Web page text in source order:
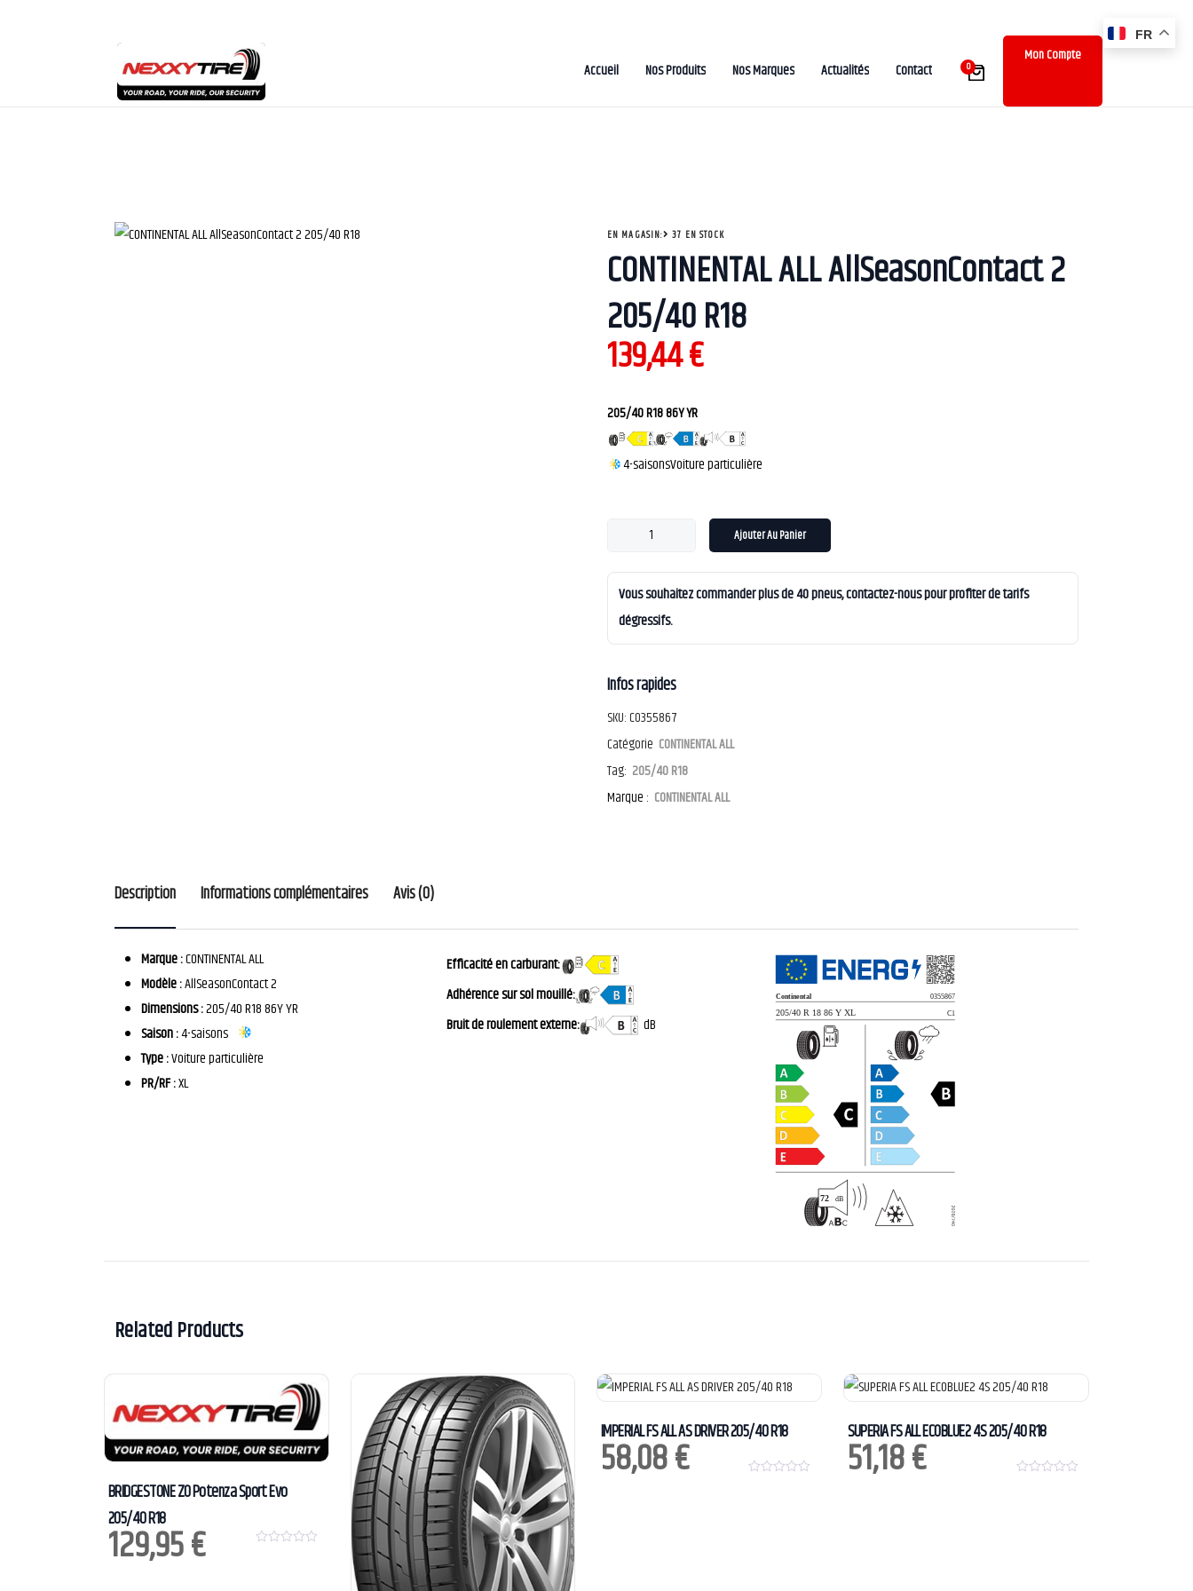
Mon Compte
0
Accueil Nos Produits Nos Marques Actualités Contact
EN MAGASIN: 37 EN STOCK
CONTINENTAL ALL AllSeasonContact 2
205/40 R18
139,44€
205/40 R18 86Y YR
4-saisonsVoiture particulière
Ajouter Au Panier
Vous souhaitez commander plus de 40 pneus, contactez-nous pour profiter de tarifs
dégressifs.
Infos rapides
SKU:CO355867
Catégorie CONTINENTAL ALL
Tag: 205/40 R18
Marque : CONTINENTAL ALL
Description Informations complémentaires Avis (0)
Marque :CONTINENTAL ALL
Modèle :AllSeasonContact 2
Dimensions :205/40 R18 86Y YR
Saison :4-saisons
Type :Voiture particulière
PR/RF :XL
Efficacité en carburant:
Adhérence sur sol mouillé:
Bruit de roulement externe:
dB
Related Products
BRIDGESTONE ZO Potenza Sport Evo
205/40 R18
129,95€
IMPERIAL FS ALL AS DRIVER 205/40 R18
58,08€ SUPERIA FS ALL ECOBLUE2 4S 205/40 R18
51,18€
FR